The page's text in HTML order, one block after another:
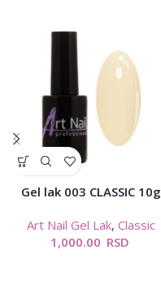
Gel lak 003 CLASSIC 10g
Art Nail Gel Lak, Classic
1,000.00 RSD